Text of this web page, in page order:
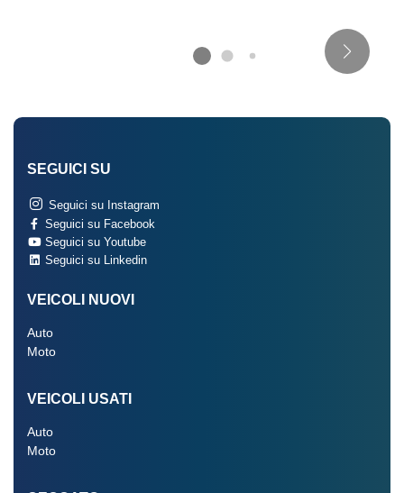
SEGUICI SU
Seguici su Instagram
Seguici su Facebook
Seguici su Youtube
Seguici su Linkedin
VEICOLI NUOVI
Auto
Moto
VEICOLI USATI
Auto
Moto